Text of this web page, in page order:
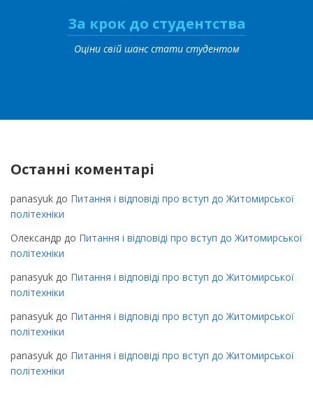
За крок до студентства
Оціни свій шанс стати студентом
Останні коментарі
panasyuk до Питання і відповіді про вступ до Житомирської
політехніки
Олександр до Питання і відповіді про вступ до Житомирської
політехніки
panasyuk до Питання і відповіді про вступ до Житомирської
політехніки
panasyuk до Питання і відповіді про вступ до Житомирської
політехніки
panasyuk до Питання і відповіді про вступ до Житомирської
політехніки